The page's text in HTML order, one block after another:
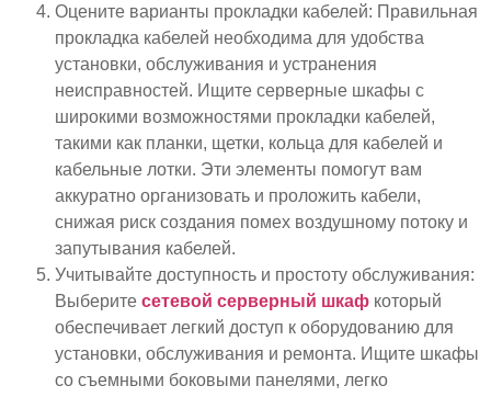
Оцените варианты прокладки кабелей: Правильная
прокладка кабелей необходима для удобства
установки, обслуживания и устранения
неисправностей. Ищите серверные шкафы с
широкими возможностями прокладки кабелей,
такими как планки, щетки, кольца для кабелей и
кабельные лотки. Эти элементы помогут вам
аккуратно организовать и проложить кабели,
снижая риск создания помех воздушному потоку и
запутывания кабелей.
Учитывайте доступность и простоту обслуживания:
Выберите сетевой серверный шкаф который
обеспечивает легкий доступ к оборудованию для
установки, обслуживания и ремонта. Ищите шкафы
со съемными боковыми панелями, легко